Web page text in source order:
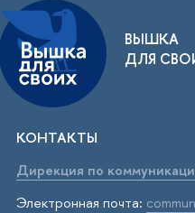
ВЫШКА
ДЛЯ
КОНТАКТЫ
Дирекция по
Электронная почта: